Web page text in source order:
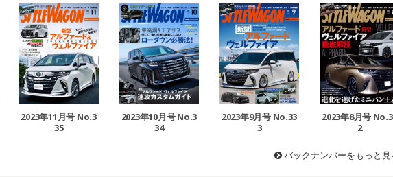
2023年11月号 No.3
35
2023年10月号 No.3
34
2023年9月号 No.33
3
2023年8月号
2
バックナンバーをもっと見